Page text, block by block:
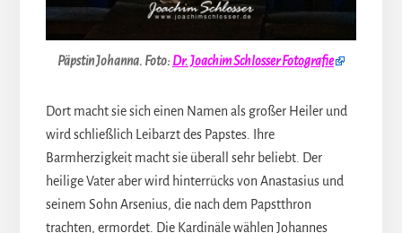
Päpstin Johanna. Foto:Dr. Joachim Schlosser Fotografie
Dort macht sie sich einen Namen als großer Heiler und
wird schließlich Leibarzt des Papstes. Ihre
Barmherzigkeit macht sie überall sehr beliebt. Der
heilige Vater aber wird hinterrücks von Anastasius und
seinem Sohn Arsenius, die nach dem Papstthron
trachten, ermordet. Die Kardinäle wählen Johannes